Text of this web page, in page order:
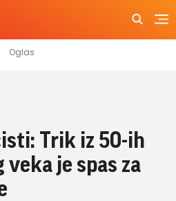
Trik iz 50-ih
veka je spas za